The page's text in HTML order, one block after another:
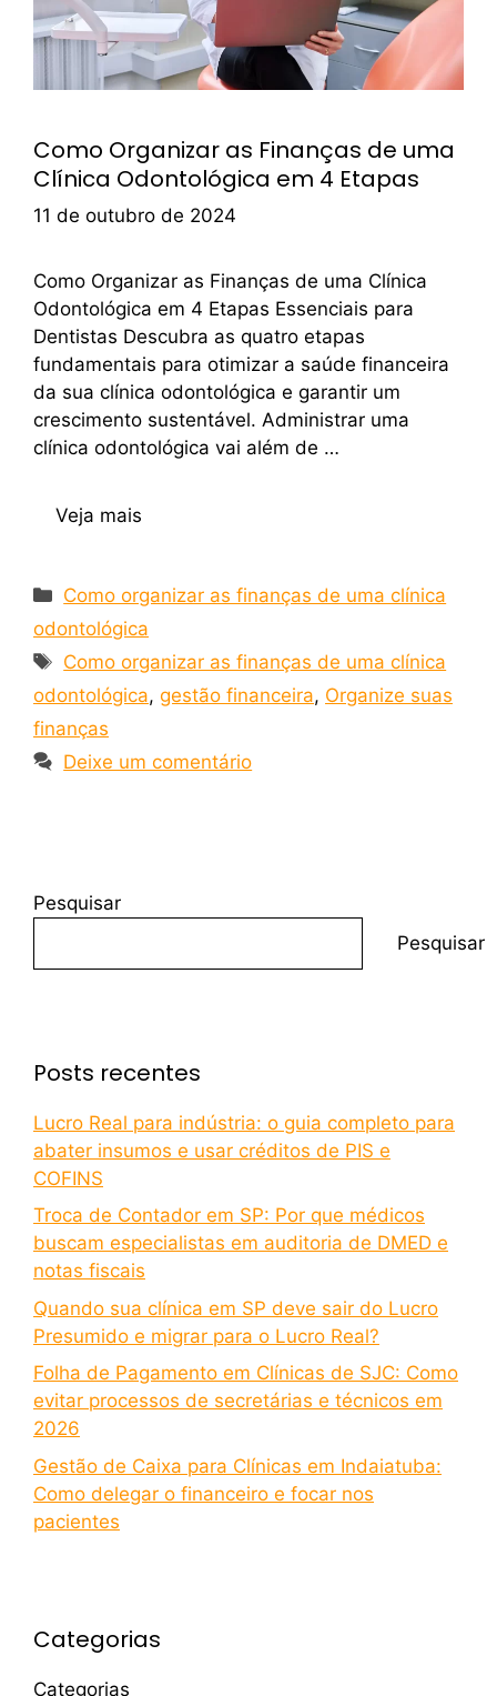
Como Organizar as Finanças de uma
Clínica Odontológica em 4 Etapas
11 de outubro de 2024
Como Organizar as Finanças de uma Clínica
Odontológica em 4 Etapas Essenciais para
Dentistas Descubra as quatro etapas
fundamentais para otimizar a saúde financeira
da sua clínica odontológica e garantir um
crescimento sustentável. Administrar uma
clínica odontológica vai além de …
Veja mais
Como organizar as finanças de uma clínica
odontológica
Como organizar as finanças de uma clínica
odontológica, gestão financeira, Organize suas
finanças
Deixe um comentário
Pesquisar
Pesquisar
Posts recentes
Lucro Real para indústria: o guia completo para
abater insumos e usar créditos de PIS e
COFINS
Troca de Contador em SP: Por que médicos
buscam especialistas em auditoria de DMED e
notas fiscais
Quando sua clínica em SP deve sair do Lucro
Presumido e migrar para o Lucro Real?
Folha de Pagamento em Clínicas de SJC: Como
evitar processos de secretárias e técnicos em
2026
Gestão de Caixa para Clínicas em Indaiatuba:
Como delegar o financeiro e focar nos
pacientes
Categorias
Categorias